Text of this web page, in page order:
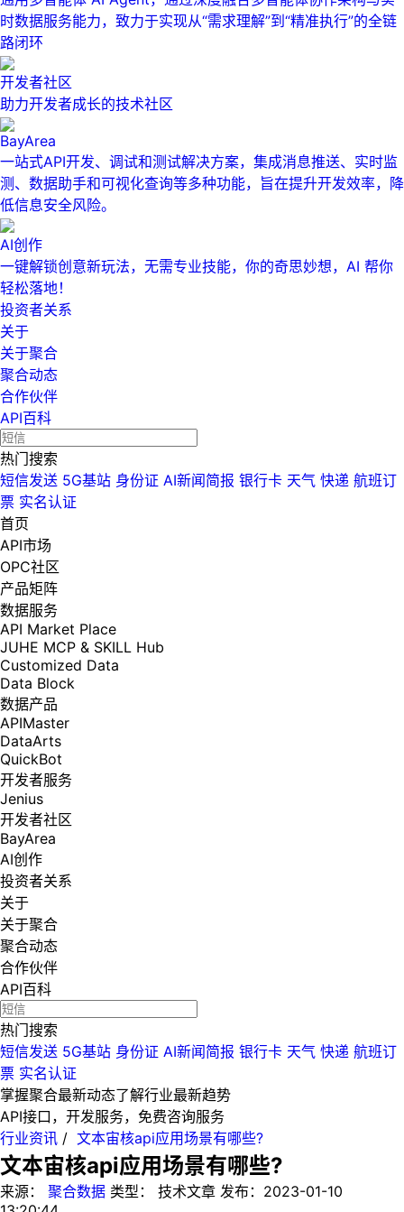
时数据服务能力，致力于实现从“需求理解”到“精准执行”的全链
路闭环
开发者社区
助力开发者成长的技术社区
BayArea
一站式API开发、调试和测试解决方案，集成消息推送、实时监
测、数据助手和可视化查询等多种功能，旨在提升开发效率，降
低信息安全风险。
AI创作
一键解锁创意新玩法，无需专业技能，你的奇思妙想，AI 帮你
轻松落地！
投资者关系
关于
关于聚合
聚合动态
合作伙伴
API百科
热门搜索
短信发送 5G基站 身份证 AI新闻简报 银行卡 天气 快递 航班订
票 实名认证
首页
API市场
OPC社区
产品矩阵
数据服务
API Market Place
JUHE MCP & SKILL Hub
Customized Data
Data Block
数据产品
APIMaster
DataArts
QuickBot
开发者服务
Jenius
开发者社区
BayArea
AI创作
投资者关系
关于
关于聚合
聚合动态
合作伙伴
API百科
热门搜索
短信发送 5G基站 身份证 AI新闻简报 银行卡 天气 快递 航班订
票 实名认证
掌握聚合最新动态了解行业最新趋势
API接口，开发服务，免费咨询服务
行业资讯 / 文本宙核api应用场景有哪些?
文本宙核api应用场景有哪些?
来源： 聚合数据 类型： 技术文章 发布： 2023-01-10